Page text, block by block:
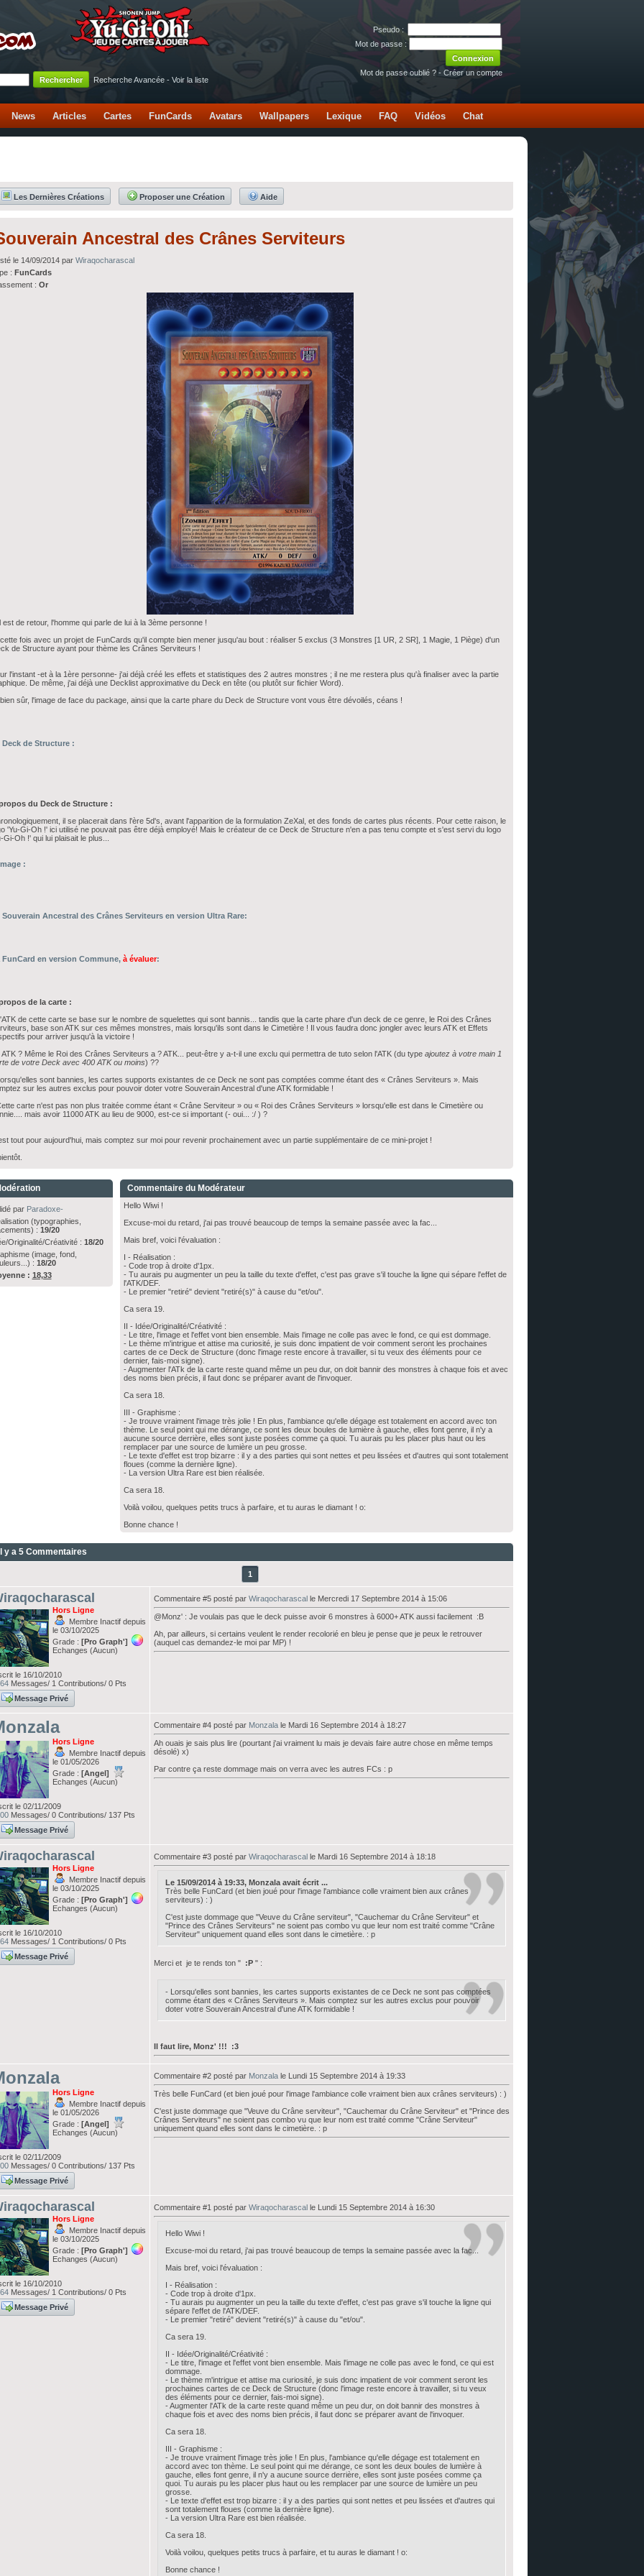
Pseudo :
Mot de passe :
Mot de passe oublié ? - Créer un compte
Recherche Avancée - Voir la liste
News Articles Cartes FunCards Avatars Wallpapers Lexique FAQ Vidéos Chat
Les Dernières Créations Proposer une Création Aide
Ancestral des Crânes Serviteurs
le 14/09/2014 par Wiraqocharascal
: FunCards
: Or
de retour, l'homme qui parle de lui à la 3ème personne !
fois avec un projet de FunCards qu'il compte bien mener jusqu'au bout : réaliser 5 exclus (3 Monstres [1 UR, 2 SR], 1 Magie, 1 Piège) d'un
de Structure ayant pour thème les Crânes Serviteurs !
l'instant -et à la 1ère personne- j'ai déjà créé les effets et statistiques des 2 autres monstres ; il ne me restera plus qu'à finaliser avec la partie
De même, j'ai déjà une Decklist approximative du Deck en tête (ou plutôt sur fichier Word).
sûr, l'image de face du package, ainsi que la carte phare du Deck de Structure vont vous être dévoilés, céans !
Deck de Structure :
du Deck de Structure :
il se placerait dans l'ère 5d's, avant l'apparition de la formulation ZeXal, et des fonds de cartes plus récents. Pour cette raison, le
'Yu-Gi-Oh !' ici utilisé ne pouvait pas être déjà employé! Mais le créateur de ce Deck de Structure n'en a pas tenu compte et s'est servi du logo
Gi-Oh !' qui lui plaisait le plus...
:
Souverain Ancestral des Crânes Serviteurs en version Ultra Rare:
FunCard en version Commune, à évaluer:
de la carte :
de cette carte se base sur le nombre de squelettes qui sont bannis... tandis que la carte phare d'un deck de ce genre, le Roi des Crânes
base son ATK sur ces mêmes monstres, mais lorsqu'ils sont dans le Cimetière ! Il vous faudra donc jongler avec leurs ATK et Effets
pour arriver jusqu'à la victoire !
ATK ? Même le Roi des Crânes Serviteurs a ? ATK... peut-être y a-t-il une exclu qui permettra de tuto selon l'ATK (du type ajoutez à votre main 1
de votre Deck avec 400 ATK ou moins) ??
sont bannies, les cartes supports existantes de ce Deck ne sont pas comptées comme étant des « Crânes Serviteurs ». Mais
sur les autres exclus pour pouvoir doter votre Souverain Ancestral d'une ATK formidable !
carte n'est pas non plus traitée comme étant « Crâne Serviteur » ou « Roi des Crânes Serviteurs » lorsqu'elle est dans le Cimetière ou
mais avoir 11000 ATK au lieu de 9000, est-ce si important (- oui... :/ ) ?
tout pour aujourd'hui, mais comptez sur moi pour revenir prochainement avec un partie supplémentaire de ce mini-projet !
par Paradoxe-
(typographies,
: 19/20
Originalité/Créativité : 18/20
(image, fond,
: 18/20
: 18,33
Commentaire du Modérateur
Hello Wiwi !
Excuse-moi du retard, j'ai pas trouvé beaucoup de temps la semaine passée avec la fac...
Mais bref, voici l'évaluation :
I - Réalisation :
- Code trop à droite d'1px.
- Tu aurais pu augmenter un peu la taille du texte d'effet, c'est pas grave s'il touche la ligne qui sépare l'effet de
l'ATK/DEF.
- Le premier "retiré" devient "retiré(s)" à cause du "et/ou".
Ca sera 19.
II - Idée/Originalité/Créativité :
- Le titre, l'image et l'effet vont bien ensemble. Mais l'image ne colle pas avec le fond, ce qui est dommage.
- Le thème m'intrigue et attise ma curiosité, je suis donc impatient de voir comment seront les prochaines
cartes de ce Deck de Structure (donc l'image reste encore à travailler, si tu veux des éléments pour ce
dernier, fais-moi signe).
- Augmenter l'ATk de la carte reste quand même un peu dur, on doit bannir des monstres à chaque fois et avec
des noms bien précis, il faut donc se préparer avant de l'invoquer.
Ca sera 18.
III - Graphisme :
- Je trouve vraiment l'image très jolie ! En plus, l'ambiance qu'elle dégage est totalement en accord avec ton
thème. Le seul point qui me dérange, ce sont les deux boules de lumière à gauche, elles font genre, il n'y a
aucune source derrière, elles sont juste posées comme ça quoi. Tu aurais pu les placer plus haut ou les
remplacer par une source de lumière un peu grosse.
- Le texte d'effet est trop bizarre : il y a des parties qui sont nettes et peu lissées et d'autres qui sont totalement
floues (comme la dernière ligne).
- La version Ultra Rare est bien réalisée.
Ca sera 18.
Voilà voilou, quelques petits trucs à parfaire, et tu auras le diamant ! o:
Bonne chance !
y a 5 Commentaires
1
Hors Ligne
Membre Inactif depuis
le 03/10/2025
Grade : [Pro Graph']
Echanges (Aucun)
le 16/10/2010
Messages/ 1 Contributions/ 0 Pts
Message Privé
Commentaire #5 posté par Wiraqocharascalle Mercredi 17 Septembre 2014 à 15:06
@Monz' : Je voulais pas que le deck puisse avoir 6 monstres à 6000+ ATK aussi facilement :B
Ah, par ailleurs, si certains veulent le render recolorié en bleu je pense que je peux le retrouver
(auquel cas demandez-le moi par MP) !
Hors Ligne
Membre Inactif depuis
le 01/05/2026
Grade : [Angel]
Echanges (Aucun)
le 02/11/2009
Messages/ 0 Contributions/ 137 Pts
Message Privé
Commentaire #4 posté par Monzalale Mardi 16 Septembre 2014 à 18:27
Ah ouais je sais plus lire (pourtant j'ai vraiment lu mais je devais faire autre chose en même temps
désolé) x)
Par contre ça reste dommage mais on verra avec les autres FCs : p
Hors Ligne
Membre Inactif depuis
le 03/10/2025
Grade : [Pro Graph']
Echanges (Aucun)
le 16/10/2010
Messages/ 1 Contributions/ 0 Pts
Message Privé
Commentaire #3 posté par Wiraqocharascalle Mardi 16 Septembre 2014 à 18:18
Le 15/09/2014 à 19:33, Monzala avait écrit ...
Très belle FunCard (et bien joué pour l'image l'ambiance colle vraiment bien aux crânes
serviteurs) : )
C'est juste dommage que "Veuve du Crâne serviteur", "Cauchemar du Crâne Serviteur" et
"Prince des Crânes Serviteurs" ne soient pas combo vu que leur nom est traité comme "Crâne
Serviteur" uniquement quand elles sont dans le cimetière. : p
Merci et je te rends ton " :P " :
- Lorsqu'elles sont bannies, les cartes supports existantes de ce Deck ne sont pas comptées
comme étant des « Crânes Serviteurs ». Mais comptez sur les autres exclus pour pouvoir
doter votre Souverain Ancestral d'une ATK formidable !
Il faut lire, Monz' !!! :3
Hors Ligne
Membre Inactif depuis
le 01/05/2026
Grade : [Angel]
Echanges (Aucun)
le 02/11/2009
Messages/ 0 Contributions/ 137 Pts
Message Privé
Commentaire #2 posté par Monzalale Lundi 15 Septembre 2014 à 19:33
Très belle FunCard (et bien joué pour l'image l'ambiance colle vraiment bien aux crânes serviteurs) : )
C'est juste dommage que "Veuve du Crâne serviteur", "Cauchemar du Crâne Serviteur" et "Prince des
Crânes Serviteurs" ne soient pas combo vu que leur nom est traité comme "Crâne Serviteur"
uniquement quand elles sont dans le cimetière. : p
Hors Ligne
Membre Inactif depuis
le 03/10/2025
Grade : [Pro Graph']
Echanges (Aucun)
le 16/10/2010
Messages/ 1 Contributions/ 0 Pts
Message Privé
Commentaire #1 posté par Wiraqocharascalle Lundi 15 Septembre 2014 à 16:30
Hello Wiwi !
Excuse-moi du retard, j'ai pas trouvé beaucoup de temps la semaine passée avec la fac...
Mais bref, voici l'évaluation :
I - Réalisation :
- Code trop à droite d'1px.
- Tu aurais pu augmenter un peu la taille du texte d'effet, c'est pas grave s'il touche la ligne qui
sépare l'effet de l'ATK/DEF.
- Le premier "retiré" devient "retiré(s)" à cause du "et/ou".
Ca sera 19.
II - Idée/Originalité/Créativité :
- Le titre, l'image et l'effet vont bien ensemble. Mais l'image ne colle pas avec le fond, ce qui est
dommage.
- Le thème m'intrigue et attise ma curiosité, je suis donc impatient de voir comment seront les
prochaines cartes de ce Deck de Structure (donc l'image reste encore à travailler, si tu veux
des éléments pour ce dernier, fais-moi signe).
- Augmenter l'ATk de la carte reste quand même un peu dur, on doit bannir des monstres à
chaque fois et avec des noms bien précis, il faut donc se préparer avant de l'invoquer.
Ca sera 18.
III - Graphisme :
- Je trouve vraiment l'image très jolie ! En plus, l'ambiance qu'elle dégage est totalement en
accord avec ton thème. Le seul point qui me dérange, ce sont les deux boules de lumière à
gauche, elles font genre, il n'y a aucune source derrière, elles sont juste posées comme ça
quoi. Tu aurais pu les placer plus haut ou les remplacer par une source de lumière un peu
grosse.
- Le texte d'effet est trop bizarre : il y a des parties qui sont nettes et peu lissées et d'autres qui
sont totalement floues (comme la dernière ligne).
- La version Ultra Rare est bien réalisée.
Ca sera 18.
Voilà voilou, quelques petits trucs à parfaire, et tu auras le diamant ! o:
Bonne chance !